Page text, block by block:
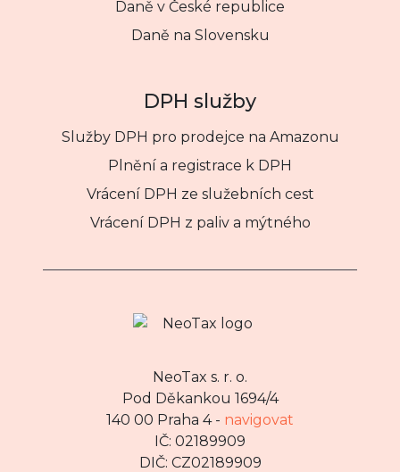
Daně v České republice
Daně na Slovensku
DPH služby
Služby DPH pro prodejce na Amazonu
Plnění a registrace k DPH
Vrácení DPH ze služebních cest
Vrácení DPH z paliv a mýtného
NeoTax s. r. o.
Pod Děkankou 1694/4
140 00 Praha 4 - navigovat
IČ: 02189909
DIČ: CZ02189909